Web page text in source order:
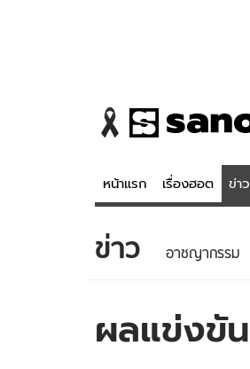
หน้าแรก เรื่องฮอต ข่าว
ข่าว
ข่าวบันเทิง
ข่าว อาชญากรรม
ผลแข่งขั